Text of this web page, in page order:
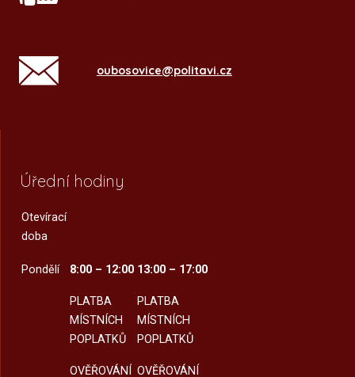
oubosovice@politavi.cz
Úřední hodiny
Otevírací
doba
Pondělí 8:00 – 12:00
PLATBA
MÍSTNÍCH
POPLATKŮ
OVĚŘOVÁNÍ
13:00 – 17:00
PLATBA
MÍSTNÍCH
POPLATKŮ
OVĚŘOVÁNÍ